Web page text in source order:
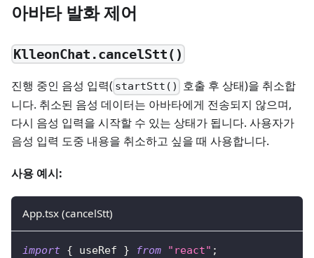
아바타 발화 제어
KlleonChat.cancelStt()
진행 중인 음성 입력( startStt()
호출 후 상태)을 취소합
니다. 취소된 음성 데이터는 아바타에게 전송되지 않으며,
다시 음성 입력을 시작할 수 있는 상태가 됩니다. 사용자가
음성 입력 도중 내용을 취소하고 싶을 때 사용합니다.
사용 예시:
App.tsx (cancelStt)
import { useRef } from "react" ;